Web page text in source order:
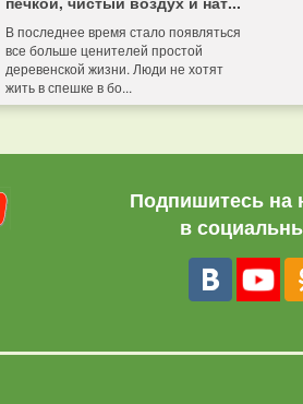
В последнее время стало появляться
все больше ценителей простой
деревенской жизни. Люди не хотят
жить в спешке в бо...
Подпишитесь на
в